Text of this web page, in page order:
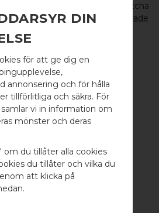
TO
HARDWARE
country
och byrålådor i sovrummet. Matcha
och krokar i samma fina
polerade
X 25MM - 2 ST
DIN
för att ge dig en
annonsering och för hålla
tillförlitliga och säkra. För
vi in information om
mönster och deras
om du tillåter alla cookies
du tillåter och vilka du
att klicka på